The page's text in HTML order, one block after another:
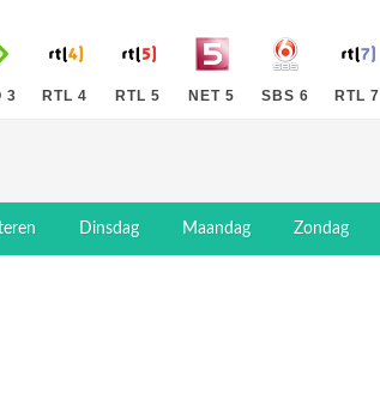
3 RTL 4 RTL 5 NET 5 SBS 6 RTL 7
Dinsdag Maandag Zondag